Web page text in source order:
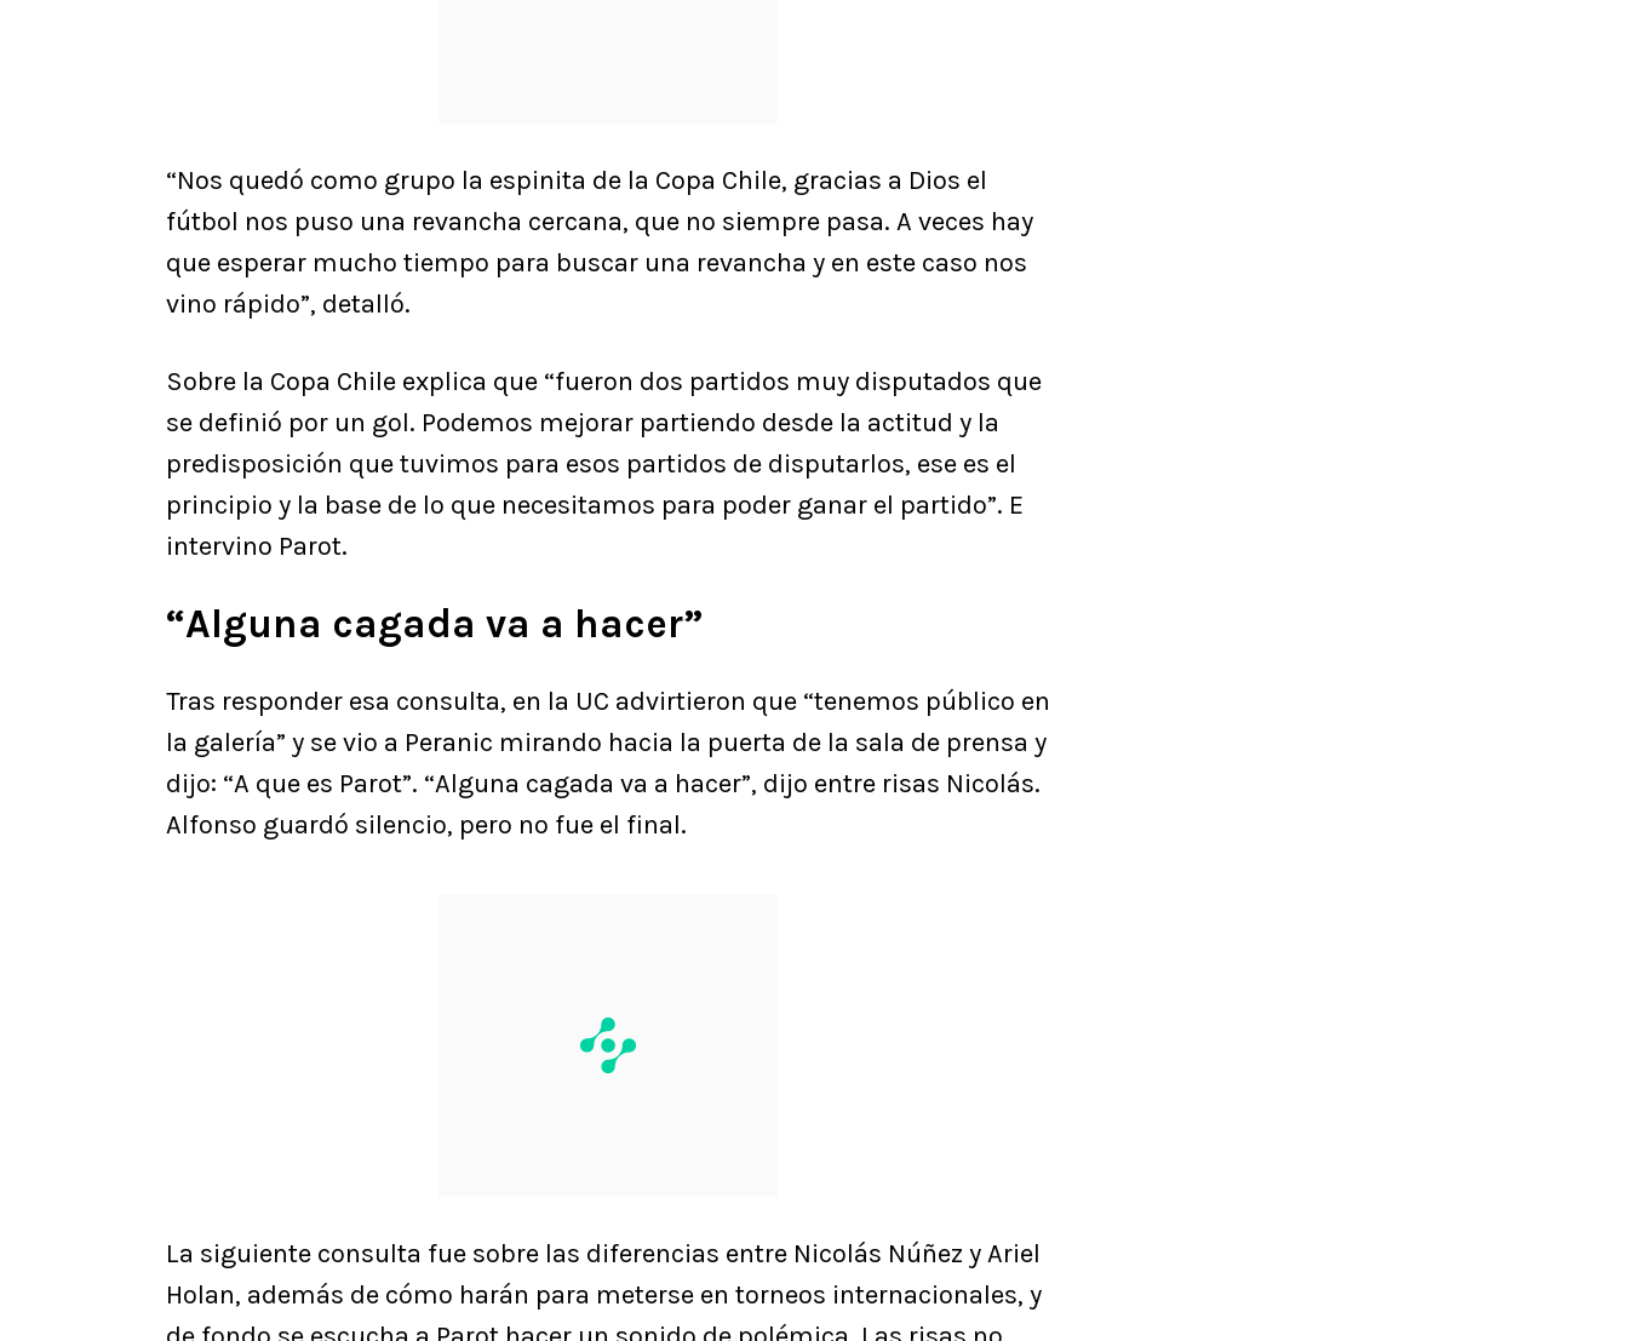
“Nos quedó como grupo la espinita de la Copa Chile, gracias a Dios el
fútbol nos puso una revancha cercana, que no siempre pasa. A veces hay
que esperar mucho tiempo para buscar una revancha y en este caso nos
vino rápido”, detalló.
Sobre la Copa Chile explica que “fueron dos partidos muy disputados que
se definió por un gol. Podemos mejorar partiendo desde la actitud y la
predisposición que tuvimos para esos partidos de disputarlos, ese es el
principio y la base de lo que necesitamos para poder ganar el partido”. E
intervino Parot.
“Alguna cagada va a hacer”
Tras responder esa consulta, en la UC advirtieron que “tenemos público en
la galería” y se vio a Peranic mirando hacia la puerta de la sala de prensa y
dijo: “A que es Parot”. “Alguna cagada va a hacer”, dijo entre risas Nicolás.
Alfonso guardó silencio, pero no fue el final.
La siguiente consulta fue sobre las diferencias entre Nicolás Núñez y Ariel
Holan, además de cómo harán para meterse en torneos internacionales, y